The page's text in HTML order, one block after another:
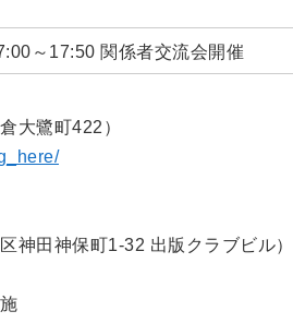
～17:50 関係者交流会開催
大鷺町422）
神田神保町1-32 出版クラブビル）